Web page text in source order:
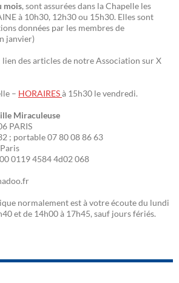
mois, sont assurées dans la Chapelle les
à 10h30, 12h30 ou 15h30. Elles sont
données par les membres de
janvier)
lien des articles de notre Association sur X
– HORAIRESà 15h30 le vendredi.
Miraculeuse
PARIS
; portable 07 80 08 86 63
0119 4584 4d02 068
normalement est à votre écoute du lundi
et de 14h00 à 17h45, sauf jours fériés.